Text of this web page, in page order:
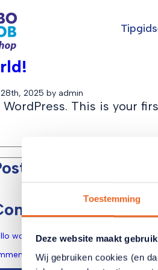
Toestemming
Deze website maakt
Wij gebruiken cookies (en
2025 by admin
WordPress. This is your
world!
op Hello world!